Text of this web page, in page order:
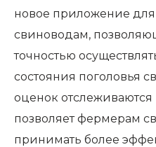
новое приложение
свиноводам,
точностью
состояния поголовья
оценок отслеживаются
позволяет фермерам
принимать более